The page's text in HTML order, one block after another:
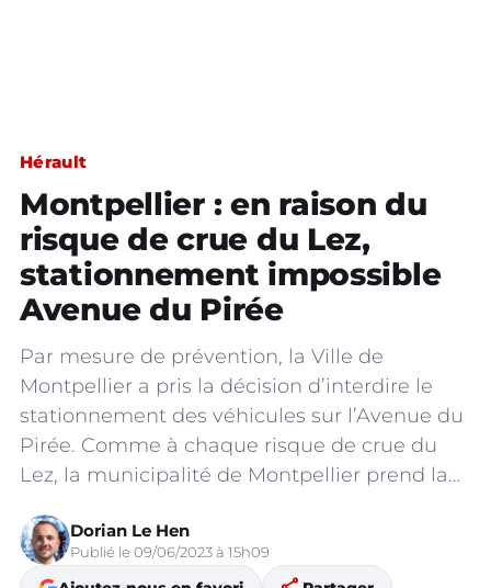
Hérault
Montpellier : en raison du
risque de crue du Lez,
stationnement impossible
Avenue du Pirée
Par mesure de prévention, la Ville de
Montpellier a pris la décision d’interdire le
stationnement des véhicules sur l’Avenue du
Pirée. Comme à chaque risque de crue du
Lez, la municipalité de Montpellier prend la…
Dorian Le Hen
Publié le 09/06/2023 à 15h09